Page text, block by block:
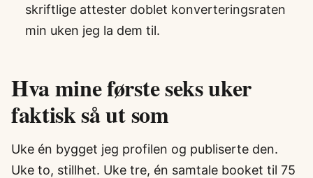
skriftlige attester doblet konverteringsraten
min uken jeg la dem til.
Hva mine første seks uker
faktisk så ut som
Uke én bygget jeg profilen og publiserte den.
Uke to, stillhet. Uke tre, én samtale booket til 75